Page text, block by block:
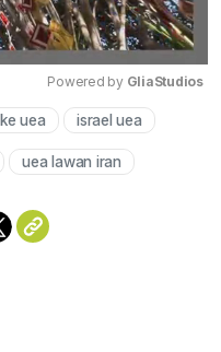
Mute
Powered by GliaStudios
uea israel uea
uea lawan iran